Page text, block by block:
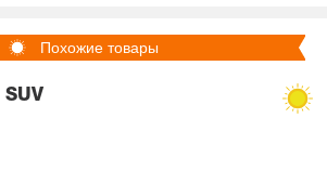
Похожие товары
SUV